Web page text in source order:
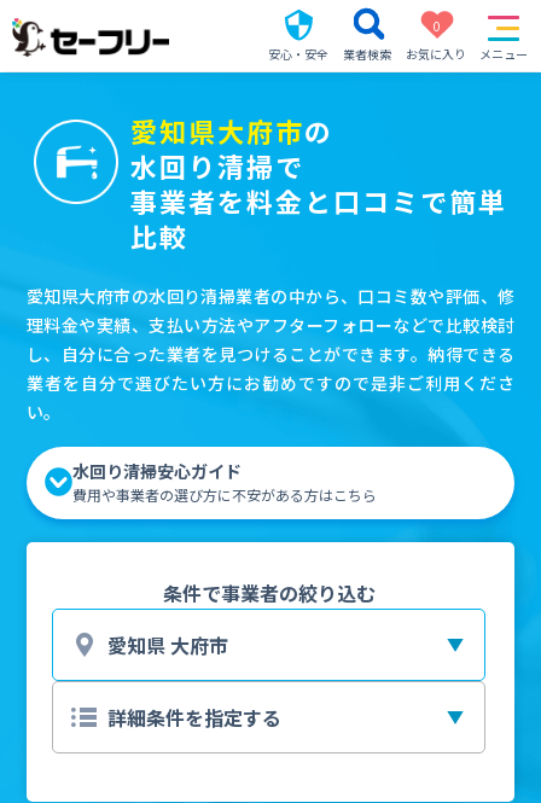
安心・安全 業者検索
0
お気に入り
メニュー
愛知県大府市の
水回り清掃で
事業者を料金と口コミで簡単
比較
愛知県大府市の水回り清掃業者の中から、口コミ数や評価、修
理料金や実績、支払い方法やアフターフォローなどで比較検討
し、自分に合った業者を見つけることができます。納得できる
業者を自分で選びたい方にお勧めですので是非ご利用くださ
い。
水回り清掃安心ガイド
費用や事業者の選び方に不安がある方はこちら
条件で事業者の絞り込む